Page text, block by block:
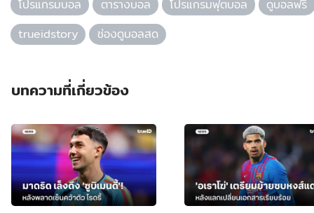
โปรแกรมบอล ตารางบอล โปรแกรมฟุตบอล
ดูบอลฟรี
trueidstory
ช่องดูบอลสด
บทความที่เกี่ยวข้อง